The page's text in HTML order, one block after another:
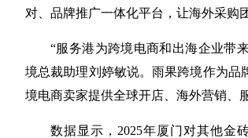
对、品牌推广一体化平台，让海外采购
“服务港为跨境电商和出海企业带
境总裁助理刘婷敏说。雨果跨境作为品
境电商卖家提供全球开店、海外营销、
数据显示，2025年厦门对其他金